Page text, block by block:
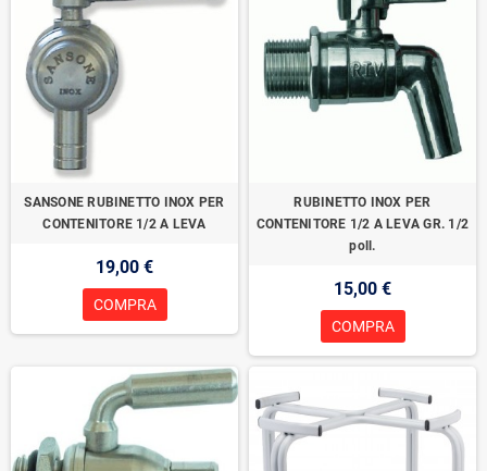
SANSONE RUBINETTO INOX PER
CONTENITORE 1/2 A LEVA
19,00 €
COMPRA
RUBINETTO INOX PER
CONTENITORE 1/2 A LEVA GR. 1/2
poll.
15,00 €
COMPRA